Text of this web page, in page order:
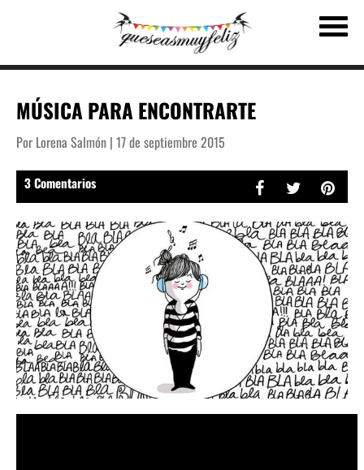
MÚSICA PARA ENCONTRARTE
Por Lorena Salmón | 17 de septiembre 2015
3 Comentarios